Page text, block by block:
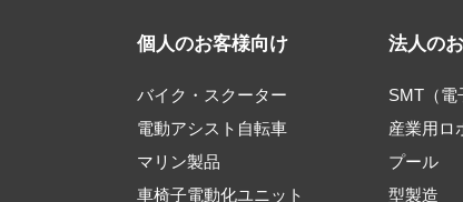
個人のお客様向け
バイク・スクーター
電動アシスト自転車
マリン製品
車椅子電動化ユニット
法人の
SMT（電
産業用ロ
プール
型製造